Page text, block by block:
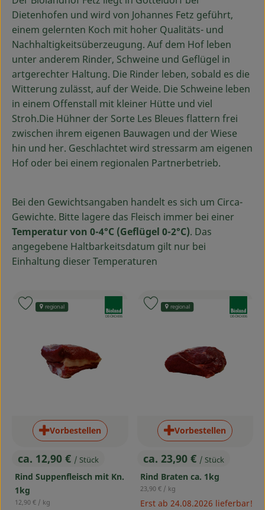
Ökokisten
Obst & Gemüse
Kühltheke
Backwaren
Haltbares
Getränke
Drogerie
So geht's
Über uns
Blog & Aktuelles
Dietenhofen und wird von Johannes Fetz geführt,
einem gelernten Koch mit hoher Qualitäts- und
Nachhaltigkeitsüberzeugung. Auf dem Hof leben
unter anderem Rinder, Schweine und Geflügel in
artgerechter Haltung. Die Rinder leben, sobald es die
Witterung zulässt, auf der Weide. Die Schweine leben
in einem Offenstall mit kleiner Hütte und viel
Stroh.Die Hühner der Sorte Les Bleues flattern frei
zwischen ihrem eigenen Bauwagen und der Wiese
hin und her. Geschlachtet wird stressarm am eigenen
Hof oder bei einem regionalen Partnerbetrieb.
Bei den Gewichtsangaben handelt es sich um Circa-
Gewichte. Bitte lagere das Fleisch immer bei einer
Temperatur von 0-4°C (Geflügel 0-2°C). Das
angegebene Haltbarkeitsdatum gilt nur bei
Einhaltung dieser Temperaturen
, Preis:
ca. 12,90 € / Stück
Rind Suppenfleisch mit Kn.
1kg
, Referenzpreis:
12,90 € / kg
Vorbestellen
, Kontrollstelle:
DE-ÖKO-006
regional
Produkt zu Favouriten hinzufügen
, Preis:
ca. 23,90 € / Stück
Rind Braten ca. 1kg
, Referenzpreis:
23,90 € / kg
Erst ab 24.08.2026 lieferbar!
Vorbestellen
, Kontrollstelle:
DE-ÖKO-006
regional
Produkt zu Favouriten